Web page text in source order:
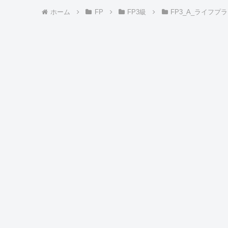
ホーム FP FP3級 FP3_A_ライフプ